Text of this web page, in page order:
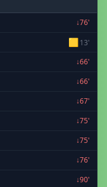
↓76'
🟨13'
↓66'
↓66'
↓67'
↓75'
↓75'
↓76'
↓90'